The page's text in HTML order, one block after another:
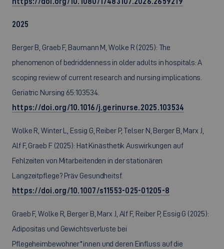
2025
Berger B, Graeb F, Baumann M, Wolke R (2025): The
phenomenon of bedriddenness in older adults in hospitals: A
scoping review of current research and nursing implications.
Geriatric Nursing 65:103534.
https://doi.org/10.1016/j.gerinurse.2025.103534
Wolke R, Winter L, Essig G, Reiber P, Telser N, Berger B, Marx J,
Alf F, Graeb F (2025): Hat Kinästhetik Auswirkungen auf
Fehlzeiten von Mitarbeitenden in der stationären
Langzeitpflege? Präv Gesundheitsf.
https://doi.org/10.1007/s11553-025-01205-8
Graeb F, Wolke R, Berger B, Marx J, Alf F, Reiber P, Essig G (2025):
Adipositas und Gewichtsverluste bei
Pflegeheimbewohner*innen und deren Einfluss auf die